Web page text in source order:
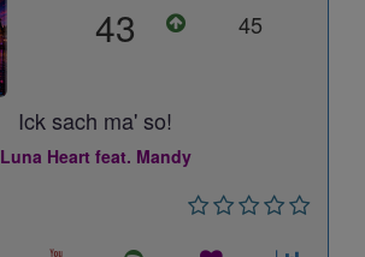
43 45
Ick sach ma' so!
Luna Heart feat. Mandy